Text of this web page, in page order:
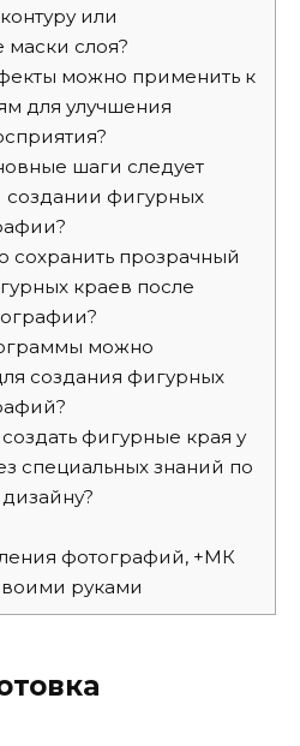
или
маски слоя?
можно применить к
для улучшения
шаги следует
создании фигурных
сохранить прозрачный
краев после
можно
создания фигурных
фигурные края у
специальных знаний по
фотографий, +МК
руками